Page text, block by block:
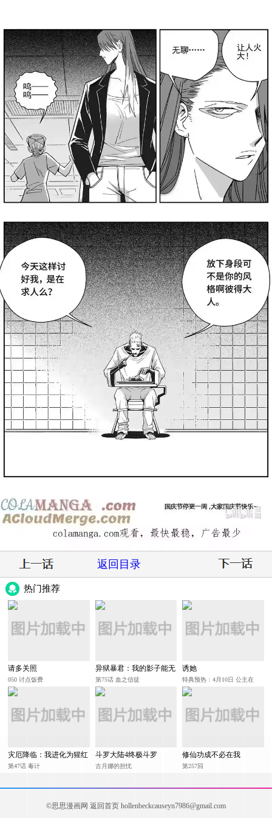
返回目录
热门推荐
请多关照
050 讨点饭费
异狱暴君：我的影子能无
限进化
第75话 血之信徒
诱她
特典预热：4月10日 公主在
上，甘愿臣服
灾厄降临：我进化为猩红
之王
第47话 毒计
斗罗大陆4终极斗罗
古月娜的担忧
修仙功成不必在我
第257回
©思思漫画网 返回首页 hollenbeckcauseyn7986@gmail.com